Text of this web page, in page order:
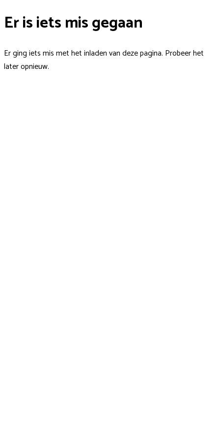
Er is iets mis gegaan
Er ging iets mis met het inladen van deze pagina. Probeer het
later opnieuw.